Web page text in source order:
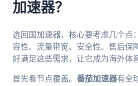
加速器？
选回国加速器，核心要考虑几个点
容性、流量带宽、安全性、售后保
好满足这些需求，让它成为海外体
首先看节点覆盖。 番茄加速器有全